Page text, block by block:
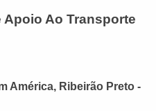
Ao Transporte
América, Ribeirão Preto -